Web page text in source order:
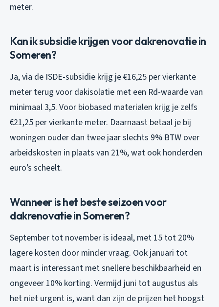
meter.
Kan ik subsidie krijgen voor dakrenovatie in
Someren?
Ja, via de ISDE-subsidie krijg je €16,25 per vierkante
meter terug voor dakisolatie met een Rd-waarde van
minimaal 3,5. Voor biobased materialen krijg je zelfs
€21,25 per vierkante meter. Daarnaast betaal je bij
woningen ouder dan twee jaar slechts 9% BTW over
arbeidskosten in plaats van 21%, wat ook honderden
euro’s scheelt.
Wanneer is het beste seizoen voor
dakrenovatie in Someren?
September tot november is ideaal, met 15 tot 20%
lagere kosten door minder vraag. Ook januari tot
maart is interessant met snellere beschikbaarheid en
ongeveer 10% korting. Vermijd juni tot augustus als
het niet urgent is, want dan zijn de prijzen het hoogst